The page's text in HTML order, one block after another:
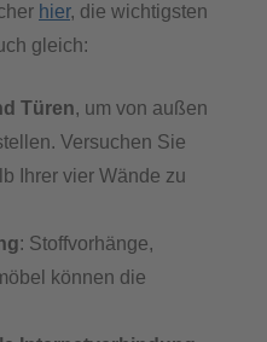
hier, die wichtigsten
gleich:
Türen, um von außen
Versuchen Sie
Ihrer vier Wände zu
: Stoffvorhänge,
können die